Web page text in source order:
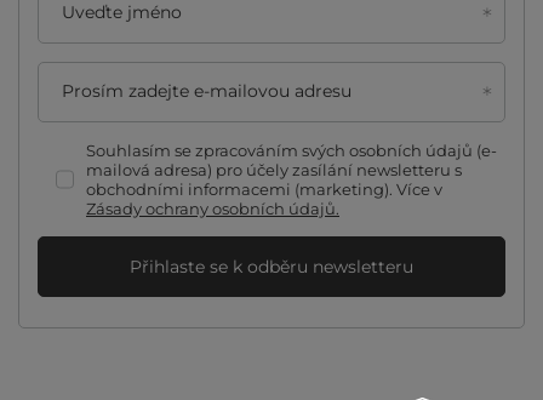
Uveďte jméno
Prosím zadejte e-mailovou adresu
Souhlasím se zpracováním svých osobních údajů (e-
mailová adresa) pro účely zasílání newsletteru s
obchodními informacemi (marketing). Více v
Zásady ochrany osobních údajů.
Přihlaste se k odběru newsletteru